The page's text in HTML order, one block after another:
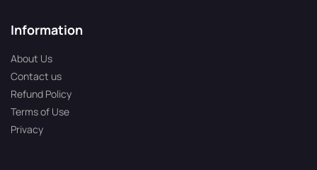
Information
About Us
Contact us
Refund Policy
Terms of Use
Privacy